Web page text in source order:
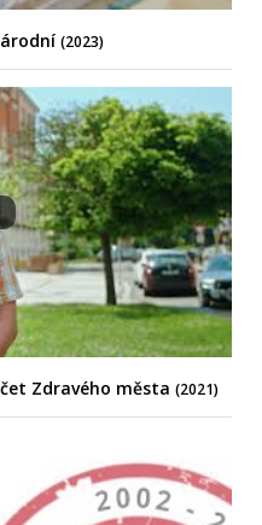
(2023)
Zdravého města (2021)